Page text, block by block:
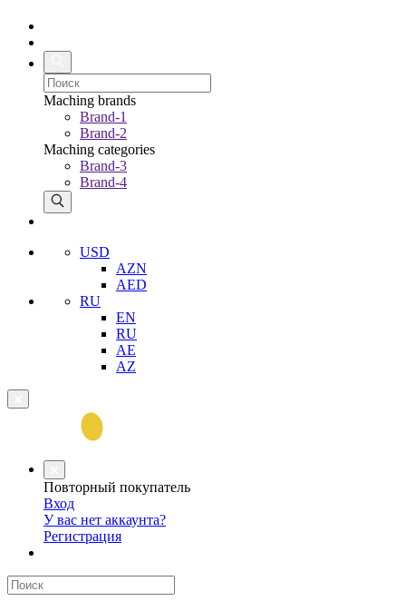
Maching brands
Brand-1
Brand-2
Maching categories
Brand-3
Brand-4
USD
AZN
AED
RU
EN
RU
AE
AZ
Повторный покупатель
Вход
У вас нет аккаунта?
Регистрация